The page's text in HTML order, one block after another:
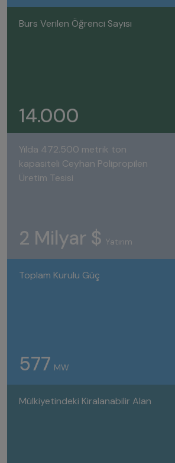
Burs Verilen Öğrenci Sayısı
14.000
Yılda 472.500 metrik ton
kapasiteli Ceyhan Polipropilen
Üretim Tesisi
2 Milyar $ Yatırım
Toplam Kurulu Güç
577 MW
Mülkiyetindeki Kiralanabilir Alan